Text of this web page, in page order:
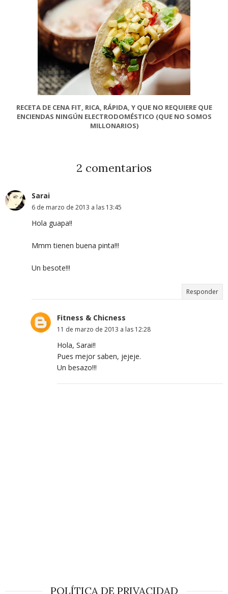
RECETA DE CENA FIT, RICA, RÁPIDA, Y QUE NO REQUIERE QUE
ENCIENDAS NINGÚN ELECTRODOMÉSTICO (QUE NO SOMOS
MILLONARIOS)
2 comentarios
Sarai
6 de marzo de 2013 a las 13:45
Hola guapa!!
Mmm tienen buena pinta!!!
Un besote!!!
Responder
Fitness & Chicness
11 de marzo de 2013 a las 12:28
Hola, Sarai!!
Pues mejor saben, jejeje.
Un besazo!!!
POLÍTICA DE PRIVACIDAD